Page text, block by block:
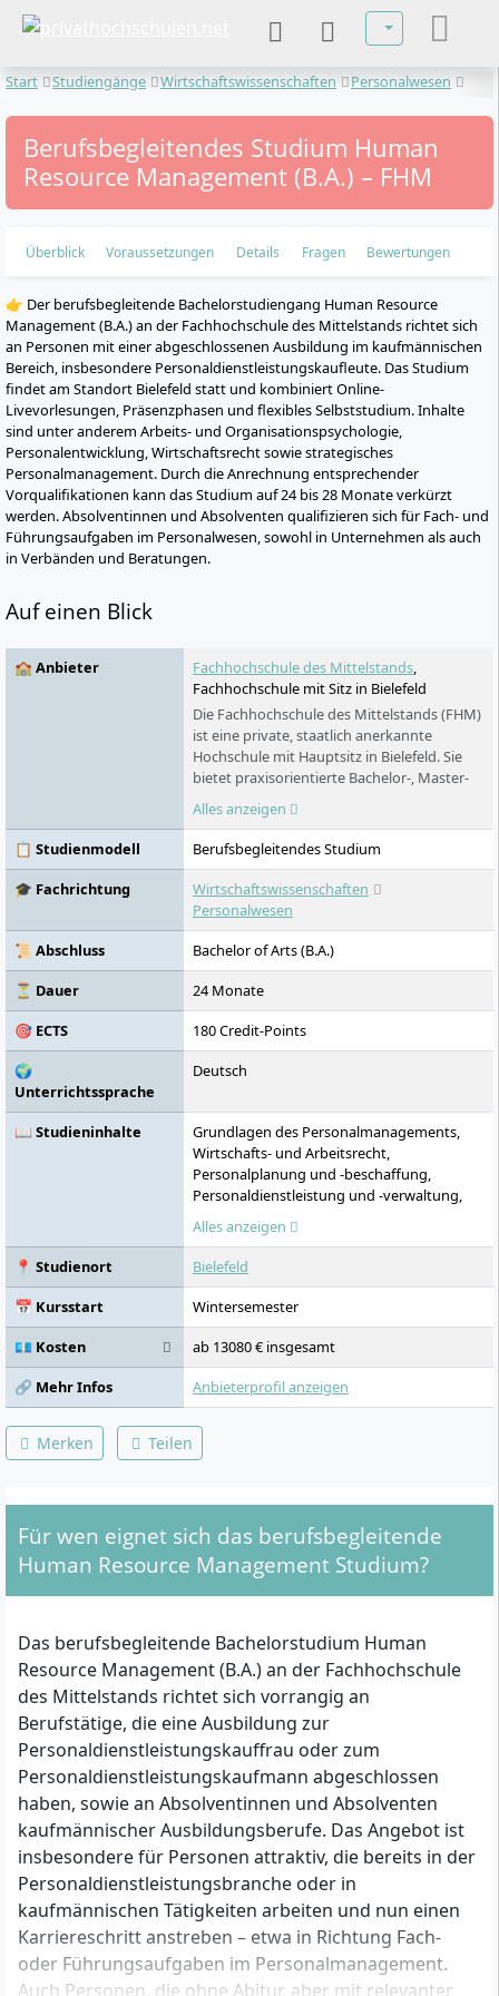
Sprache
Start Studiengänge Wirtschaftswissenschaften
Personalwesen
Berufsbegleitendes Studium Human
Resource Management (B.A.) – FHM
Überblick Voraussetzungen Details Fragen Bewertungen
👉 Der berufsbegleitende Bachelorstudiengang Human Resource
Management (B.A.) an der Fachhochschule des Mittelstands richtet sich
an Personen mit einer abgeschlossenen Ausbildung im kaufmännischen
Bereich, insbesondere Personaldienstleistungskaufleute. Das Studium
findet am Standort Bielefeld statt und kombiniert Online-
Livevorlesungen, Präsenzphasen und flexibles Selbststudium. Inhalte
sind unter anderem Arbeits- und Organisationspsychologie,
Personalentwicklung, Wirtschaftsrecht sowie strategisches
Personalmanagement. Durch die Anrechnung entsprechender
Vorqualifikationen kann das Studium auf 24 bis 28 Monate verkürzt
werden. Absolventinnen und Absolventen qualifizieren sich für Fach- und
Führungsaufgaben im Personalwesen, sowohl in Unternehmen als auch
in Verbänden und Beratungen.
Auf einen Blick
🏫 Anbieter Fachhochschule des Mittelstands,
Fachhochschule mit Sitz in Bielefeld
Die Fachhochschule des Mittelstands (FHM)
ist eine private, staatlich anerkannte
Hochschule mit Hauptsitz in Bielefeld. Sie
bietet praxisorientierte Bachelor-, Master-
und Promotionsprogramme in Bereichen
wie Wirtschaft, Psychologie, Pädagogik,
Kommunikation, Gesundheit, Technologie
und Sport an. Das Studienangebot umfasst
Präsenz-, Fern- und virtuelle Live-
Studienformate sowie berufsbegleitende
NC-frei und teilweise auch ohne Abitur
zugänglich. Ein besonderes Merkmal ist das
praxisnahe Kompetenzmodell der FHM
sowie ihre starke Mittelstandsforschung.
Die FHM betreibt neun Standorte in
Deutschland und einen digitalen Campus.
Alles anzeigen
📋 Studienmodell
Berufsbegleitendes Studium
🎓 Fachrichtung
Wirtschaftswissenschaften
Personalwesen
📜 Abschluss
Bachelor of Arts (B.A.)
⏳ Dauer
24 Monate
🎯 ECTS
180 Credit-Points
🌍
Unterrichtssprache
Deutsch
📖 Studieninhalte
Grundlagen des Personalmanagements,
Wirtschafts- und Arbeitsrecht,
Personalplanung und -beschaffung,
Personaldienstleistung und -verwaltung,
Personaleinsatz, Grundlagen der Arbeits-
und Organisationspsychologie,
Innovations- und Changemanagement,
Personalentwicklung und -führung,
Spezifische Bereiche und Zukunftsfelder der
Personalarbeit, Strategisches
Personalmanagement, Personalmarketing
& Personalrecruiting,
Betriebswirtschaftslehre, Strategisches
Management & nachhaltige
Unternehmensführung, Marketing &
Moderation, Studium Generale,
Selbstmanagement und -organisation,
Studium in der Praxis (SiP),
Wissenschaftliches Arbeiten, Empirisches
Alles anzeigen
📍 Studienort
Bielefeld
📅 Kursstart
Wintersemester
💶 Kosten
ab 13080 € insgesamt
🔗 Mehr Infos
Anbieterprofil anzeigen
Merken Teilen
Für wen eignet sich das berufsbegleitende
Human Resource Management Studium?
Das berufsbegleitende Bachelorstudium Human
Resource Management (B.A.) an der Fachhochschule
des Mittelstands richtet sich vorrangig an
Berufstätige, die eine Ausbildung zur
Personaldienstleistungskauffrau oder zum
Personaldienstleistungskaufmann abgeschlossen
haben, sowie an Absolventinnen und Absolventen
kaufmännischer Ausbildungsberufe. Das Angebot ist
insbesondere für Personen attraktiv, die bereits in der
Personaldienstleistungsbranche oder in
kaufmännischen Tätigkeiten arbeiten und nun einen
Karriereschritt anstreben – etwa in Richtung Fach-
oder Führungsaufgaben im Personalmanagement.
Auch Personen, die ohne Abitur, aber mit relevanter